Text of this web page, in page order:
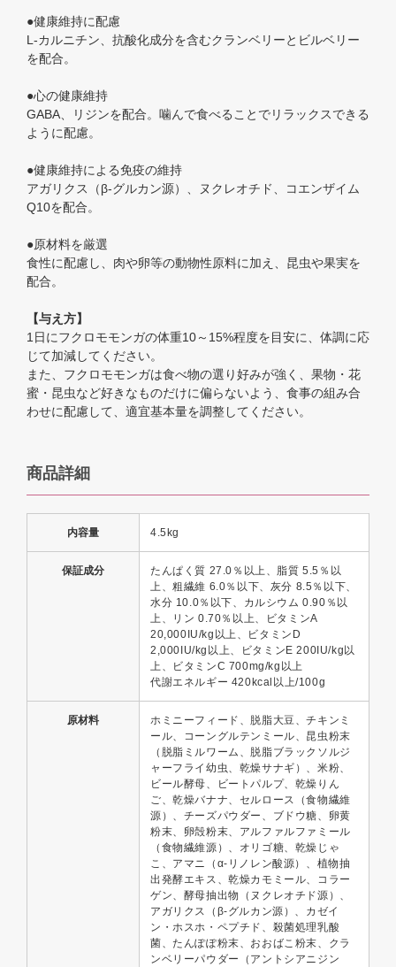
●健康維持に配慮
L-カルニチン、抗酸化成分を含むクランベリーとビルベリー
を配合。
●心の健康維持
GABA、リジンを配合。噛んで食べることでリラックスできる
ように配慮。
●健康維持による免疫の維持
アガリクス（β-グルカン源）、ヌクレオチド、コエンザイム
Q10を配合。
●原材料を厳選
食性に配慮し、肉や卵等の動物性原料に加え、昆虫や果実を
配合。
【与え方】
1日にフクロモモンガの体重10～15%程度を目安に、体調に応
じて加減してください。
また、フクロモモンガは食べ物の選り好みが強く、果物・花
蜜・昆虫など好きなものだけに偏らないよう、食事の組み合
わせに配慮して、適宜基本量を調整してください。
商品詳細
内容量 4.5kg
保証成分
たんぱく質 27.0％以上、脂質 5.5％以
上、粗繊維 6.0％以下、灰分 8.5％以下、
水分 10.0％以下、カルシウム 0.90％以
上、リン 0.70％以上、ビタミンA
20,000IU/kg以上、ビタミンD
2,000IU/kg以上、ビタミンE 200IU/kg以
上、ビタミンC 700mg/kg以上
代謝エネルギー 420kcal以上/100g
原材料
ホミニーフィード、脱脂大豆、チキンミ
ール、コーングルテンミール、昆虫粉末
（脱脂ミルワーム、脱脂ブラックソルジ
ャーフライ幼虫、乾燥サナギ）、米粉、
ビール酵母、ビートパルプ、乾燥りん
ご、乾燥バナナ、セルロース（食物繊維
源）、チーズパウダー、ブドウ糖、卵黄
粉末、卵殻粉末、アルファルファミール
（食物繊維源）、オリゴ糖、乾燥じゃ
こ、アマニ（α-リノレン酸源）、植物抽
出発酵エキス、乾燥カモミール、コラー
ゲン、酵母抽出物（ヌクレオチド源）、
アガリクス（β-グルカン源）、カゼイ
ン・ホスホ・ペプチド、殺菌処理乳酸
菌、たんぽぽ粉末、おおばこ粉末、クラ
ンベリーパウダー（アントシアニジン